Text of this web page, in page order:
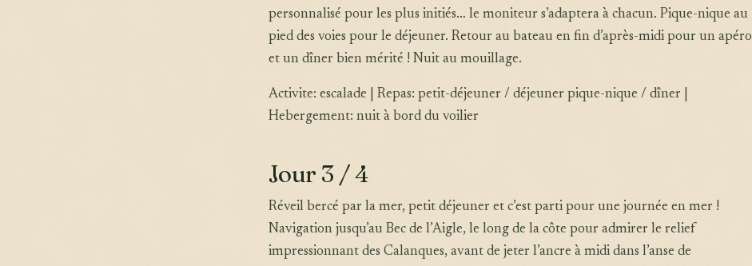
personnalisé pour les plus initiés… le moniteur s’adaptera à chacun. Pique-nique au
pied des voies pour le déjeuner. Retour au bateau en fin d’après-midi pour un apéro
et un dîner bien mérité ! Nuit au mouillage.
Activite: escalade | Repas: petit-déjeuner / déjeuner pique-nique / dîner |
Hebergement: nuit à bord du voilier
Jour 3 / 4
Réveil bercé par la mer, petit déjeuner et c’est parti pour une journée en mer !
Navigation jusqu’au Bec de l’Aigle, le long de la côte pour admirer le relief
impressionnant des Calanques, avant de jeter l’ancre à midi dans l’anse de